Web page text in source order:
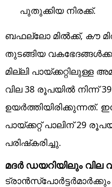
പുതുക്കിയ നിരക്ക്.
ബഫല്ലോ മില്‍ക്ക്, കൗ
തുടങ്ങിയ
മില്ലി
വില 38 രൂപയില്‍ നിന്ന്
ഉയര്‍ത്തിയിരിക്കുന്നത്.
പായ്ക്കറ്റ് പാലിന് 29
പരിഷ്‌കരിച്ചു.
മദര്‍ ഡയറിയിലും വില